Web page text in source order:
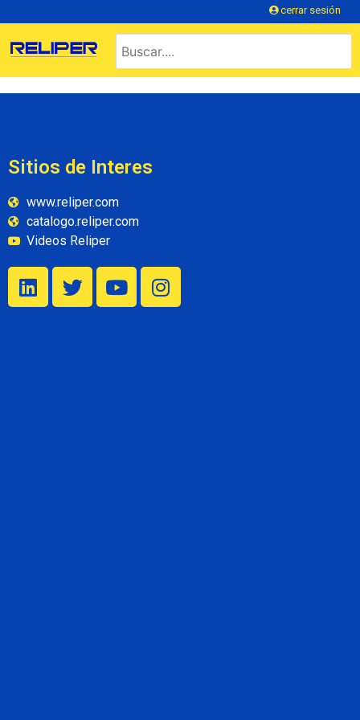
cerrar sesión
Sitios de Interes
www.reliper.com
catalogo.reliper.com
Videos Reliper